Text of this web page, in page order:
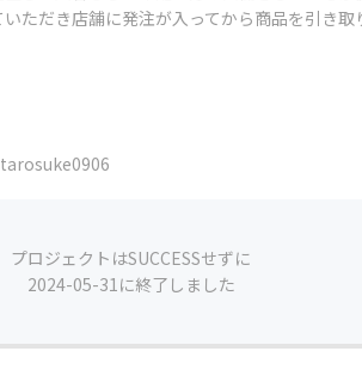
ただき店舗に発注が入ってから商品を引き取
tarosuke0906
プロジェクトはSUCCESSせずに
2024-05-31に終了しました